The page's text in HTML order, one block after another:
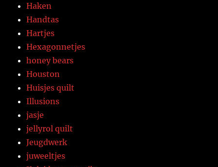
Haken
Handtas
Hartjes
Hexagonnetjes
honey bears
Houston
Huisjes quilt
Illusions
jasje
jellyrol quilt
Jeugdwerk
juweeltjes